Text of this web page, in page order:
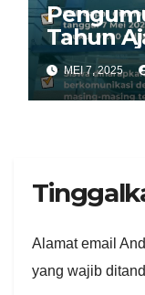
Tahun
MEI 7, 2025
Alamat email
yang wajib